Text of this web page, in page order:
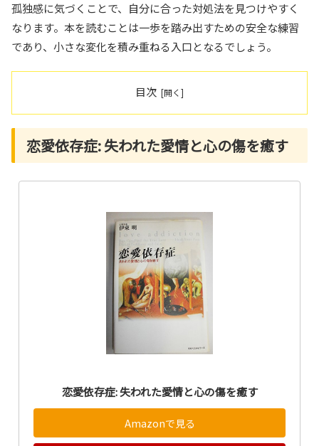
孤独感に気づくことで、自分に合った対処法を見つけやすく
なります。本を読むことは一歩を踏み出すための安全な練習
であり、小さな変化を積み重ねる入口となるでしょう。
目次
恋愛依存症: 失われた愛情と心の傷を癒す
恋愛依存症: 失われた愛情と心の傷を癒す
Amazonで見る